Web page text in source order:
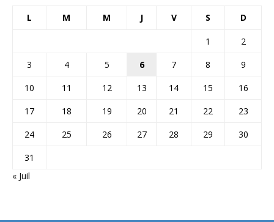
L M M J V S D
1
2
3
4 5 6 7 8
9
10
11 12 13 14 15
16
17
18 19 20 21 22
23
24
25 26 27 28 29
30
31
« Juil